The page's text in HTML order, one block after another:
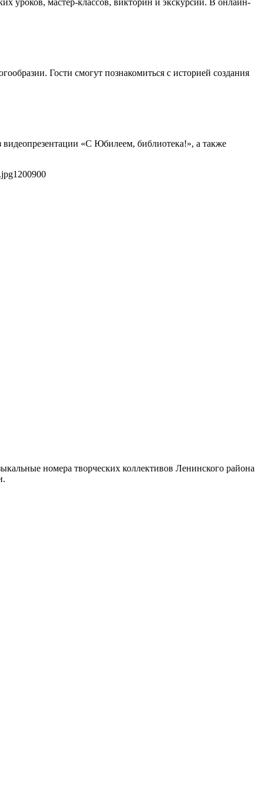
уроков, мастер-классов, викторин и экскурсий. В онлайн-
Гости смогут познакомиться с историей создания
«С Юбилеем, библиотека!», а также
1200900
номера творческих коллективов Ленинского района